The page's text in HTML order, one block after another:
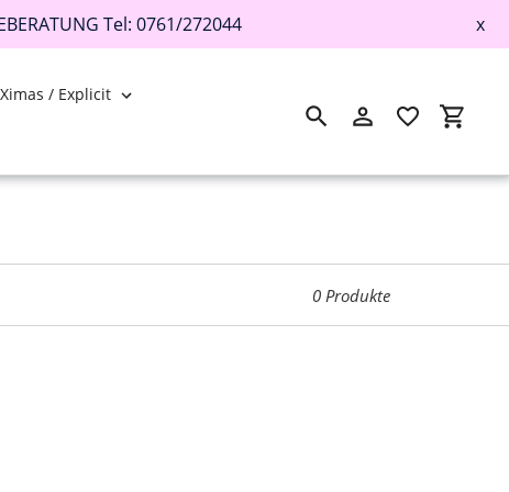
Tel: 0761/272044 x
/ Explicit
SuchenEinloggen
0 Produkte